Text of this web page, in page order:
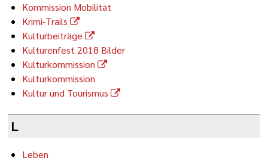
Kommission Mobilität
Krimi-Trails
Kulturbeiträge
Kulturenfest 2018 Bilder
Kulturkommission
Kulturkommission
Kultur und Tourismus
L
Leben